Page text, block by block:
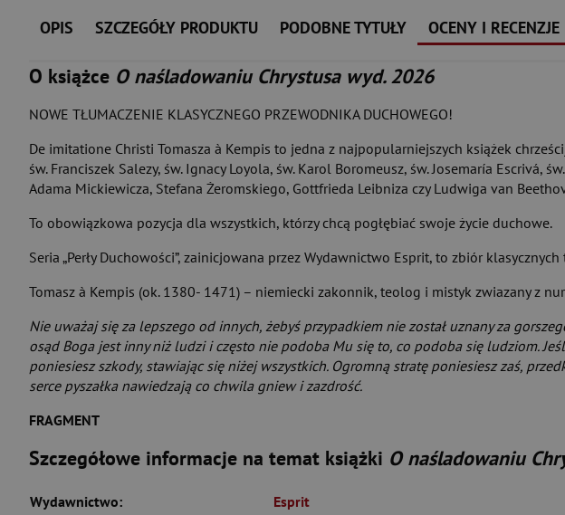
OPIS SZCZEGÓŁY PRODUKTU PODOBNE TYTUŁY OCENY I RECENZJE
O książce O naśladowaniu Chrystusa wyd. 2026
NOWE TŁUMACZENIE KLASYCZNEGO PRZEWODNIKA DUCHOWEGO!
De imitatione Christi Tomasza à Kempis to jedna z najpopularniejszych książek
św. Franciszek Salezy, św. Ignacy Loyola, św. Karol Boromeusz, św. Josemaría Escrivá,
Adama Mickiewicza, Stefana Żeromskiego, Gottfrieda Leibniza czy Ludwiga van
To obowiązkowa pozycja dla wszystkich, którzy chcą pogłębiać swoje życie duchowe.
Seria „Perły Duchowości”, zainicjowana przez Wydawnictwo Esprit, to zbiór
Tomasz à Kempis (ok. 1380- 1471) – niemiecki zakonnik, teolog i mistyk zwiazany z
Nie uważaj się za lepszego od innych, żebyś przypadkiem nie został uznany za
osąd Boga jest inny niż ludzi i często nie podoba Mu się to, co podoba się ludziom.
poniesiesz szkody, stawiając się niżej wszystkich. Ogromną stratę poniesiesz zaś,
serce pyszałka nawiedzają co chwila gniew i zazdrość.
FRAGMENT
Szczegółowe informacje na temat książki O naśladowaniu
Wydawnictwo: Esprit